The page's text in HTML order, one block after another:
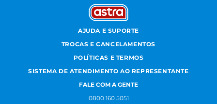
AJUDA E SUPORTE
TROCAS E CANCELAMENTOS
POLÍTICAS E TERMOS
SISTEMA DE ATENDIMENTO AO REPRESENTANTE
FALE COM A GENTE
0800 160 5051